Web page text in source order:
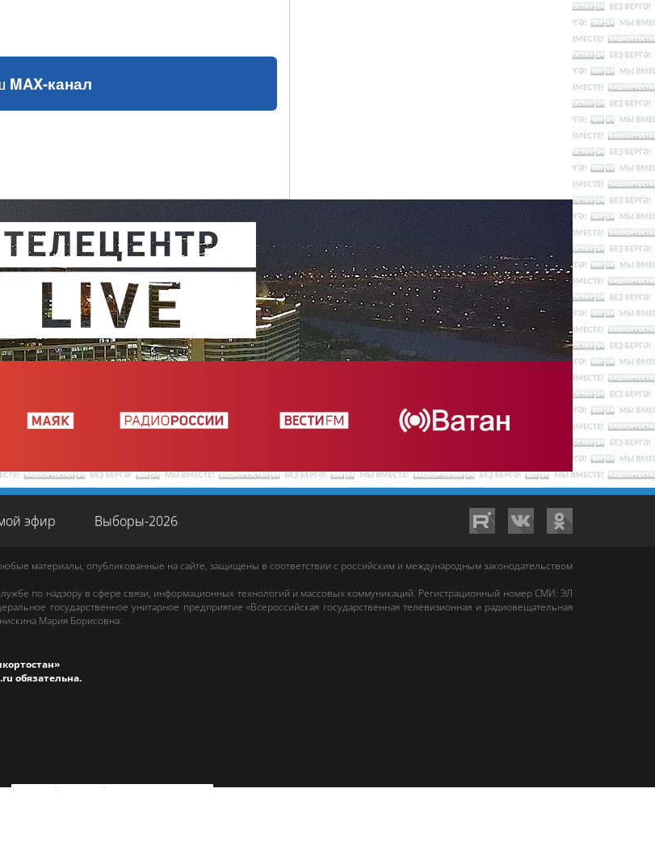
MAX-канал
эфир Выборы-2026
материалы, опубликованные на сайте, защищены в соответствии с российским и международным законодательством
по надзору в сфере связи, информационных технологий и массовых коммуникаций. Регистрационный номер СМИ: ЭЛ
государственное унитарное предприятие «Всероссийская государственная телевизионная и радиовещательная
Мария Борисовна.
обязательна.